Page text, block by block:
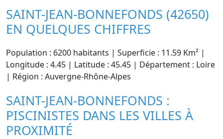
SAINT-JEAN-BONNEFONDS (42650)
EN QUELQUES CHIFFRES
Population : 6200 habitants | Superficie : 11.59 Km² |
Longitude : 4.45 | Latitude : 45.45 | Département : Loire
| Région : Auvergne-Rhône-Alpes
SAINT-JEAN-BONNEFONDS :
PISCINISTES DANS LES VILLES À
PROXIMITÉ